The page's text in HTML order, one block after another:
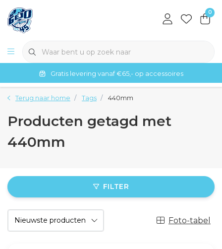
0
Gratis levering vanaf €65,- op accessoires
Terug naar home Tags 440mm
Producten getagd met
440mm
FILTER
Foto-tabel